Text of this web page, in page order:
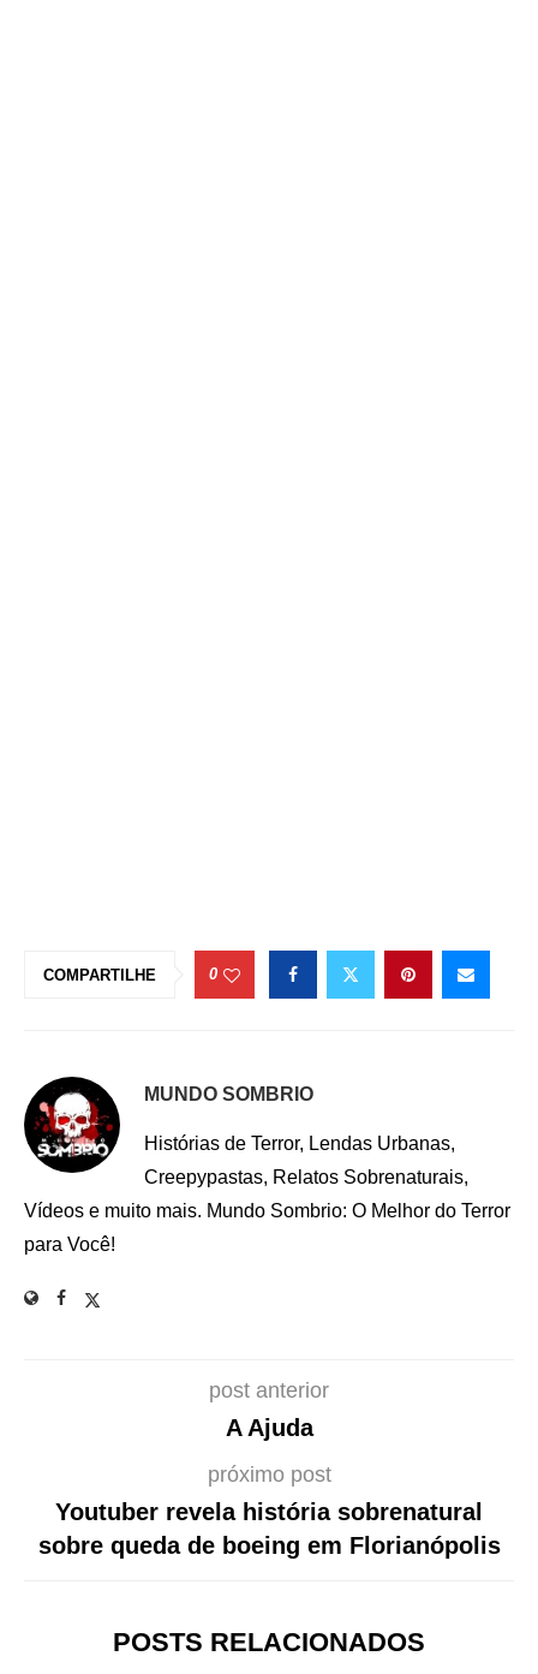
COMPARTILHE 0
MUNDO SOMBRIO
Histórias de Terror, Lendas Urbanas,
Creepypastas, Relatos Sobrenaturais,
Vídeos e muito mais. Mundo Sombrio: O Melhor do Terror
para Você!
post anterior
A Ajuda
próximo post
Youtuber revela história sobrenatural
sobre queda de boeing em Florianópolis
POSTS RELACIONADOS